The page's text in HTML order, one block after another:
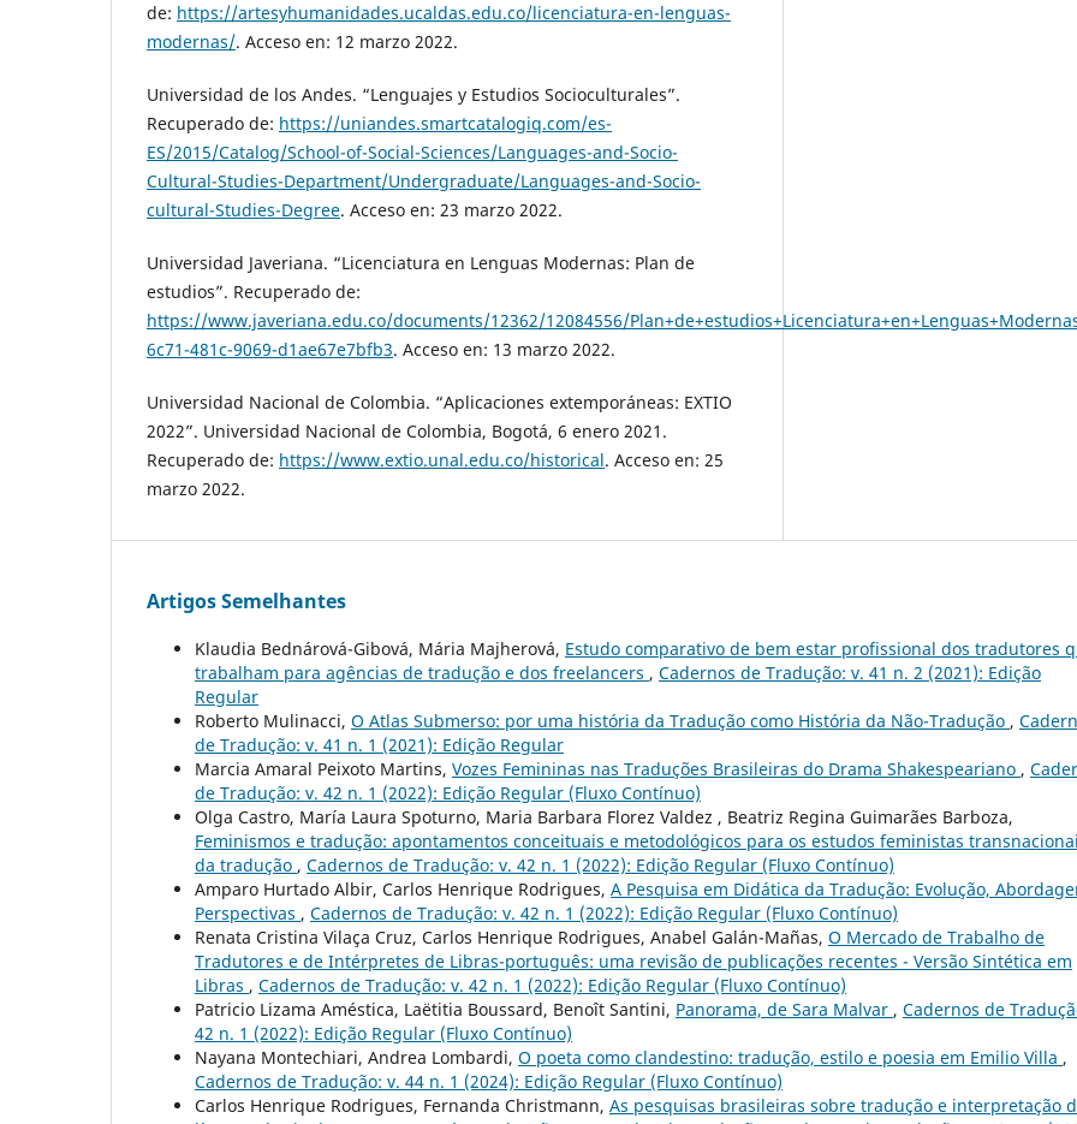
de: https://artesyhumanidades.ucaldas.edu.co/licenciatura-en-lenguas-
modernas/. Acceso en: 12 marzo 2022.
Universidad de los Andes. “Lenguajes y Estudios Socioculturales”.
Recuperado de: https://uniandes.smartcatalogiq.com/es-
ES/2015/Catalog/School-of-Social-Sciences/Languages-and-Socio-
Cultural-Studies-Department/Undergraduate/Languages-and-Socio-
cultural-Studies-Degree. Acceso en: 23 marzo 2022.
Universidad Javeriana. “Licenciatura en Lenguas Modernas: Plan de
estudios”. Recuperado de:
https://www.javeriana.edu.co/documents/12362/12084556/
6c71-481c-9069-d1ae67e7bfb3. Acceso en: 13 marzo 2022.
Universidad Nacional de Colombia. “Aplicaciones extemporáneas: EXTIO
2022”. Universidad Nacional de Colombia, Bogotá, 6 enero 2021.
Recuperado de: https://www.extio.unal.edu.co/historical. Acceso en: 25
marzo 2022.
Artigos Semelhantes
Klaudia Bednárová-Gibová, Mária Majherová, Estudo comparativo de bem estar profissional dos tradutores
trabalham para agências de tradução e dos freelancers , Cadernos de Tradução: v. 41 n. 2 (2021): Edição
Regular
Roberto Mulinacci, O Atlas Submerso: por uma história da Tradução como História da Não-Tradução ,
de Tradução: v. 41 n. 1 (2021): Edição Regular
Marcia Amaral Peixoto Martins, Vozes Femininas nas Traduções Brasileiras do Drama Shakespeariano ,
de Tradução: v. 42 n. 1 (2022): Edição Regular (Fluxo Contínuo)
Olga Castro, María Laura Spoturno, Maria Barbara Florez Valdez , Beatriz Regina Guimarães Barboza,
Feminismos e tradução: apontamentos conceituais e metodológicos para os estudos feministas
da tradução , Cadernos de Tradução: v. 42 n. 1 (2022): Edição Regular (Fluxo Contínuo)
Amparo Hurtado Albir, Carlos Henrique Rodrigues, A Pesquisa em Didática da Tradução: Evolução,
Perspectivas , Cadernos de Tradução: v. 42 n. 1 (2022): Edição Regular (Fluxo Contínuo)
Renata Cristina Vilaça Cruz, Carlos Henrique Rodrigues, Anabel Galán-Mañas, O Mercado de Trabalho de
Tradutores e de Intérpretes de Libras-português: uma revisão de publicações recentes - Versão Sintética em
Libras , Cadernos de Tradução: v. 42 n. 1 (2022): Edição Regular (Fluxo Contínuo)
Patricio Lizama Améstica, Laëtitia Boussard, Benoît Santini, Panorama, de Sara Malvar , Cadernos de
42 n. 1 (2022): Edição Regular (Fluxo Contínuo)
Nayana Montechiari, Andrea Lombardi, O poeta como clandestino: tradução, estilo e poesia em Emilio Villa ,
Cadernos de Tradução: v. 44 n. 1 (2024): Edição Regular (Fluxo Contínuo)
Carlos Henrique Rodrigues, Fernanda Christmann, As pesquisas brasileiras sobre tradução e interpretação